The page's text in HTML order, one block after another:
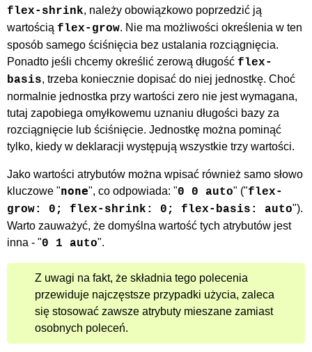
flex-shrink, należy obowiązkowo poprzedzić ją
wartością flex-grow. Nie ma możliwości określenia w ten
sposób samego ściśnięcia bez ustalania rozciągnięcia.
Ponadto jeśli chcemy określić zerową długość flex-
basis, trzeba koniecznie dopisać do niej jednostkę. Choć
normalnie jednostka przy wartości zero nie jest wymagana,
tutaj zapobiega omyłkowemu uznaniu długości bazy za
rozciągnięcie lub ściśnięcie. Jednostkę można pominąć
tylko, kiedy w deklaracji występują wszystkie trzy wartości.
Jako wartości atrybutów można wpisać również samo słowo
kluczowe "none", co odpowiada: "0 0 auto" ("flex-
grow: 0; flex-shrink: 0; flex-basis: auto").
Warto zauważyć, że domyślna wartość tych atrybutów jest
inna - "0 1 auto".
Z uwagi na fakt, że składnia tego polecenia
przewiduje najczęstsze przypadki użycia, zaleca
się stosować zawsze atrybuty mieszane zamiast
osobnych poleceń.